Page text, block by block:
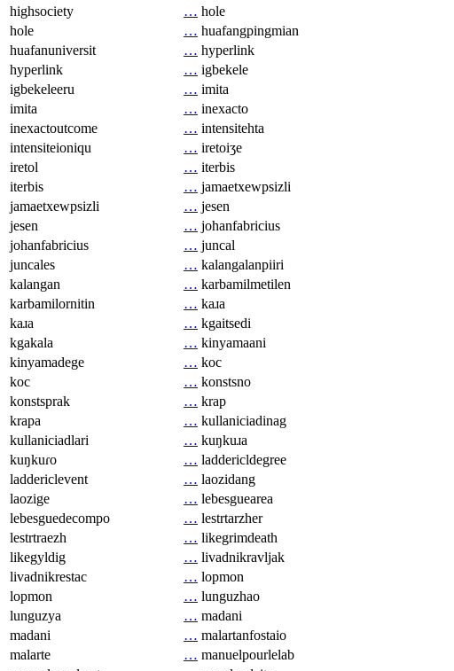
highsociety
… hole
hole
… huafangpingmian
huafanuniversit
… hyperlink
hyperlink
… igbekele
igbekeleeru
… imita
imita
… inexacto
inexactoutcome
… intensitehta
intensiteioniqu
… iretoiʒe
iretol
… iterbis
iterbis
… jamaetxewpsizli
jamaetxewpsizli
… jesen
jesen
… johanfabricius
johanfabricius
… juncal
juncales
… kalangalanpiiri
kalangan
… karbamilmetilen
karbamilornitin
… kaɹa
kaɹa
… kgaitsedi
kgakala
… kinyamaani
kinyamadege
… koc
koc
… konstsno
konstsprak
… krap
krapa
… kullaniciadinag
kullaniciadlari
… kuŋkuɹa
kuŋkuɾo
… laddericldegree
laddericlevent
… laozidang
laozige
… lebesguearea
lebesguedecompo
… lestrtarzher
lestrtraezh
… likegrimdeath
likegyldig
… livadnikravljak
livadnikrestac
… lopmon
lopmon
… lunguzhao
lunguzya
… madani
madani
… malartanfostaio
malarte
… manuelpourlelab